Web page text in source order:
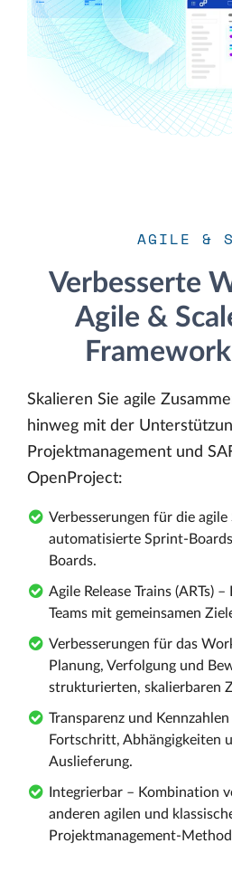
AGILE &
Verbesserte
Agile &
Skalieren Sie agile
hinweg mit der
Projektmanagement und
OpenProject:
Verbesserungen für die
automatisierte Sprint-
Boards.
Agile Release Trains (ARTs)
Teams mit gemeinsamen
Verbesserungen für das
Planung, Verfolgung und
strukturierten, skalierbaren
Transparenz und
Fortschritt, Abhängigkeiten
Auslieferung.
Integrierbar – Kombination
anderen agilen und
Projektmanagement-